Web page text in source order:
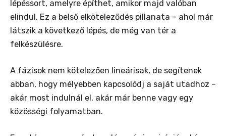
lépéssort, amelyre építhet, amikor majd valóban
elindul. Ez a belső elköteleződés pillanata – ahol már
látszik a következő lépés, de még van tér a
felkészülésre.
A fázisok nem kötelezően lineárisak, de segítenek
abban, hogy mélyebben kapcsolódj a saját utadhoz –
akár most indulnál el, akár már benne vagy egy
közösségi folyamatban.